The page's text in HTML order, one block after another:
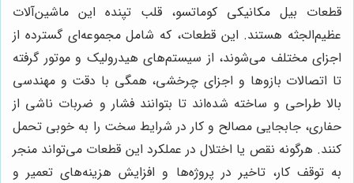
قطعات بیل مکانیکی کوماتسو، قلب تپنده این ماشین‌آلات
عظیم‌الجثه هستند. این قطعات، که شامل مجموعه‌ای گسترده از
اجزای مختلف می‌شوند، از سیستم‌های هیدرولیک و موتور گرفته
تا اتصالات بازوها و اجزای چرخشی، همگی با دقت و مهندسی
بالا طراحی و ساخته شده‌اند تا بتوانند فشار و ضربات ناشی از
حفاری، جابجایی مصالح و کار در شرایط سخت را به خوبی تحمل
کنند. هرگونه نقص یا اختلال در عملکرد این قطعات می‌تواند منجر
به توقف کار، تاخیر در پروژه‌ها و افزایش هزینه‌های تعمیر و